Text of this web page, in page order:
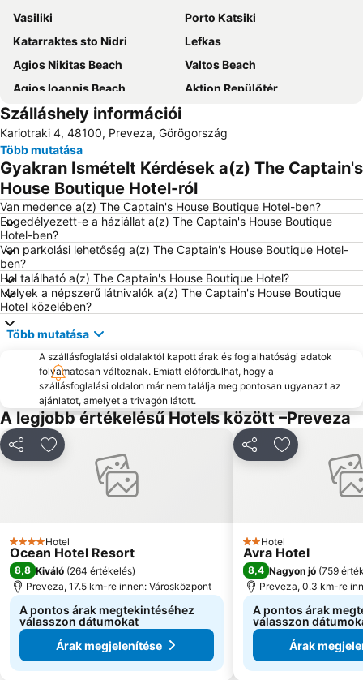
Vasiliki
Porto Katsiki
Katarraktes sto Nidri
Lefkas
Agios Nikitas Beach
Valtos Beach
Agios Ioannis Beach
Aktion Repülőtér
Port of Preveza
Lygia
Archaeological Museum of Lefkada
Dimotiko Stadio Leukadas ''Platwnas Grigoris''
Beach of Agios Ioannis
Perigiali
Daily cruises from Lefkada
Beach Ammoudia
Agiofili
Piso Krioneri Beach
Parga Port
Voutoumi
Mytikas
Ancient Nikopolis
Monolithi
Pefkoulia
Kathisma
Loutsa
Szálláshely információi
Kariotraki 4, 48100, Preveza, Görögország
Több mutatása
Gyakran Ismételt Kérdések a(z) The Captain's
House Boutique Hotel-ról
Van medence a(z) The Captain's House Boutique Hotel-ben?
Engedélyezett-e a háziállat a(z) The Captain's House Boutique
Hotel-ben?
Van parkolási lehetőség a(z) The Captain's House Boutique Hotel-
ben?
Hol található a(z) The Captain's House Boutique Hotel?
Melyek a népszerű látnivalók a(z) The Captain's House Boutique
Hotel közelében?
Több mutatása
A szállásfoglalási oldalaktól kapott árak és foglalhatósági adatok
folyamatosan változnak. Emiatt előfordulhat, hogy a
szállásfoglalási oldalon már nem találja meg pontosan ugyanazt az
ajánlatot, amelyet a trivagón látott.
A legjobb értékelésű Hotels között –Preveza
MegosztásHozzáadás a kedvencekhez
4 Kategória
Hotel
Ocean Hotel Resort
8,8 Kiváló (264 értékelés)
Preveza, 17.5 km-re innen: Városközpont
A pontos árak megtekintéséhez
válasszon dátumokat
Árak megjelenítése
MegosztásHozzáadás
2 Kategória
Hotel
Avra Hotel
8,4 Nagyon jó (759
Preveza, 0.3 km-re
A pontos árak
válasszon
Árak